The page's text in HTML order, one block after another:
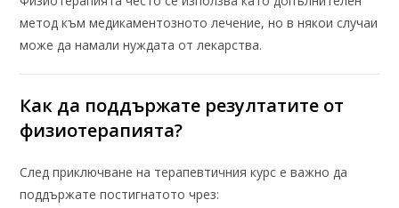
метод към медикаментозното лечение, но в някои случаи
може да намали нуждата от лекарства.
Как да поддържате резултатите от
физиотерапията?
След приключване на терапевтичния курс е важно да
поддържате постигнатото чрез: